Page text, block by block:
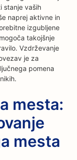
stanje vaših
naprej aktivne in
izgubljene
takojšnje
Vzdrževanje
je za
pomena
mesta:
mesta